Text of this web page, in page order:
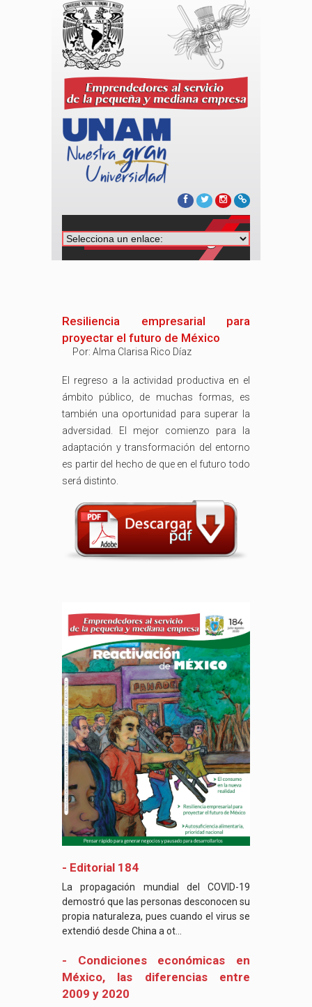
Resiliencia empresarial para
proyectar el futuro de México
Por: Alma Clarisa Rico Díaz
El regreso a la actividad productiva en el
ámbito público, de muchas formas, es
también una oportunidad para superar la
adversidad. El mejor comienzo para la
adaptación y transformación del entorno
es partir del hecho de que en el futuro todo
será distinto.
- Editorial 184
La propagación mundial del COVID-19
demostró que las personas desconocen su
propia naturaleza, pues cuando el virus se
extendió desde China a ot...
- Condiciones económicas en
México, las diferencias entre
2009 y 2020